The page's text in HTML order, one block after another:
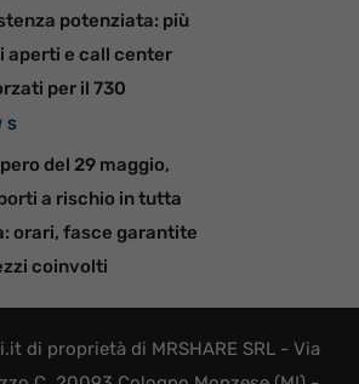
potenziata: più
aperti e call center
per il 730
del 29 maggio,
a rischio in tutta
orari, fasce garantite
coinvolti
di proprietà di MRSHARE SRL - Via